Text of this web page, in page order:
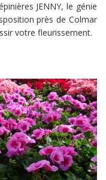
JENNY, le génie
près de Colmar
votre fleurissement.